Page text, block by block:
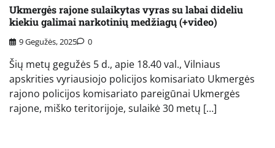
Ukmergės rajone sulaikytas vyras su labai dideliu
kiekiu galimai narkotinių medžiagų (+video)
9 Gegužės, 2025 0
Šių metų gegužės 5 d., apie 18.40 val., Vilniaus
apskrities vyriausiojo policijos komisariato Ukmergės
rajono policijos komisariato pareigūnai Ukmergės
rajone, miško teritorijoje, sulaikė 30 metų […]